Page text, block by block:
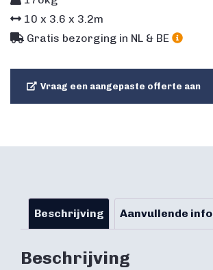
10 x 3.6 x 3.2m
Gratis bezorging in NL & BE
Vraag een aangepaste offerte aan
Beschrijving Aanvullende
Beschrijving